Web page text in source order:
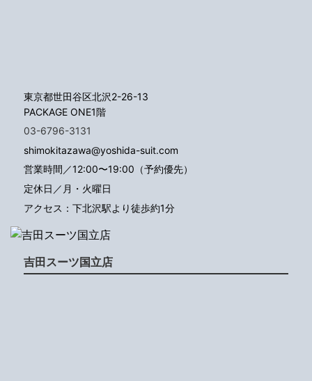
東京都世田谷区北沢2-26-13
PACKAGE ONE1階
03-6796-3131
shimokitazawa@yoshida-suit.com
営業時間／12:00〜19:00（予約優先）
定休日／月・火曜日
アクセス：下北沢駅より徒歩約1分
吉田スーツ国立店